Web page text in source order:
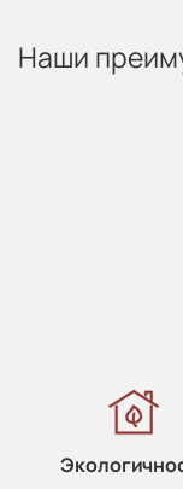
Наши